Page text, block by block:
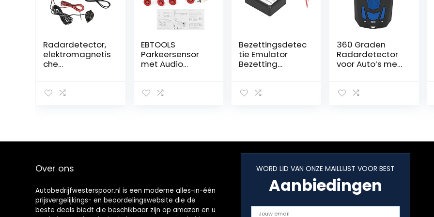
Radardetector,
elektromagnetis
che
m,
bumperschade,
vrachtwagen,
EBTOOLS
Parkeersensor
met Audio
Bezettingsdetec
tie Emulator
Bezetting
W163 / W210 /
360 Graden
Radardetector
voor Auto’s met
Demping –
Over ons
Autobedrijfwesterspoor.nl is een moderne alles-in-één
prijsvergelijkings- en beoordelingswebsite die de
beste deals biedt die beschikbaar zijn op amazon en u
WORD LID VAN ONZE MAILLIJST VOOR BEST
Aanbiedingen